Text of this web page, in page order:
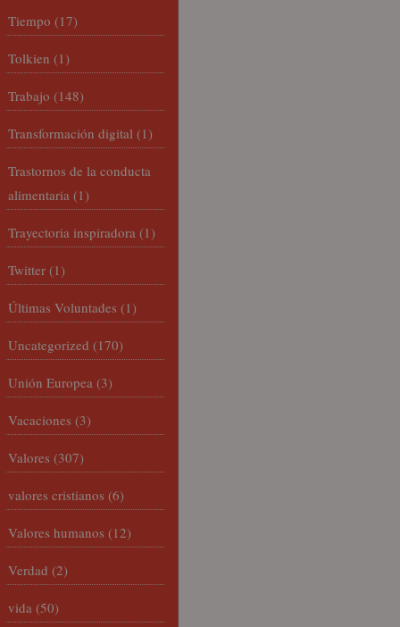
Tiempo (17)
Tolkien (1)
Trabajo (148)
Transformación digital (1)
Trastornos de la conducta
alimentaria (1)
Trayectoria inspiradora (1)
Twitter (1)
Últimas Voluntades (1)
Uncategorized (170)
Unión Europea (3)
Vacaciones (3)
Valores (307)
valores cristianos (6)
Valores humanos (12)
Verdad (2)
vida (50)